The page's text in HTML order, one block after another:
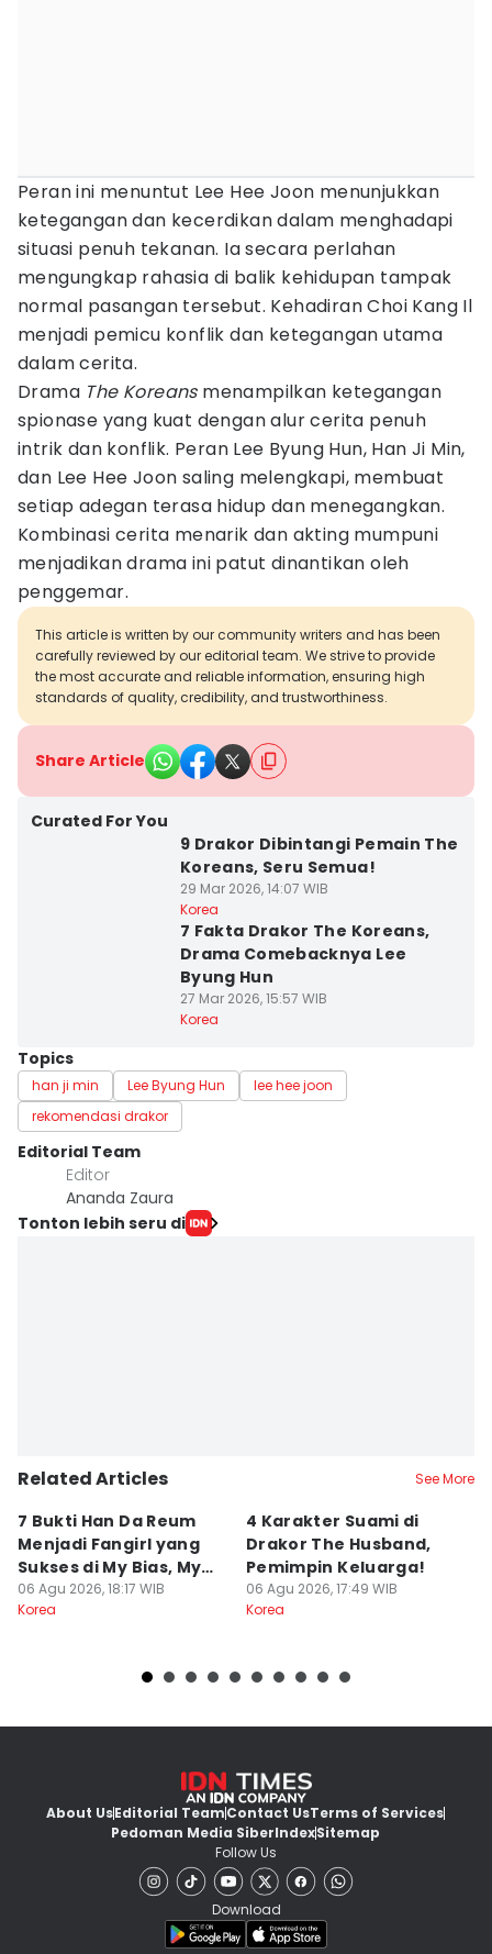
Peran ini menuntut Lee Hee Joon menunjukkan
ketegangan dan kecerdikan dalam menghadapi
situasi penuh tekanan. Ia secara perlahan
mengungkap rahasia di balik kehidupan tampak
normal pasangan tersebut. Kehadiran Choi Kang Il
menjadi pemicu konflik dan ketegangan utama
dalam cerita.
Drama The Koreansmenampilkan ketegangan
spionase yang kuat dengan alur cerita penuh
intrik dan konflik. Peran Lee Byung Hun, Han Ji Min,
dan Lee Hee Joon saling melengkapi, membuat
setiap adegan terasa hidup dan menegangkan.
Kombinasi cerita menarik dan akting mumpuni
menjadikan drama ini patut dinantikan oleh
penggemar.
This article is written by our community writers and has been
carefully reviewed by our editorial team. We strive to provide
the most accurate and reliable information, ensuring high
standards of quality, credibility, and trustworthiness.
Share Article
Curated For You
9 Drakor Dibintangi Pemain The
Koreans, Seru Semua!
29 Mar 2026, 14:07 WIB
Korea
7 Fakta Drakor The Koreans,
Drama Comebacknya Lee
Byung Hun
27 Mar 2026, 15:57 WIB
Korea
Topics
han ji min Lee Byung Hun
lee hee joon
rekomendasi drakor
Editorial Team
Editor
Ananda Zaura
Tonton lebih seru di
Related Articles See More
7 Bukti Han Da Reum
Menjadi Fangirl yang
Sukses di My Bias, My
Boss
06 Agu 2026, 18:17 WIB
Korea
4 Karakter Suami di
Drakor The Husband,
Pemimpin Keluarga!
06 Agu 2026, 17:49 WIB
Korea
About UsEditorial TeamContact UsTerms of Services
Pedoman Media SiberIndexSitemap
Follow Us
Download